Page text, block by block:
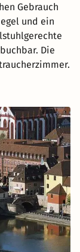
Gebrauch
und ein
Die